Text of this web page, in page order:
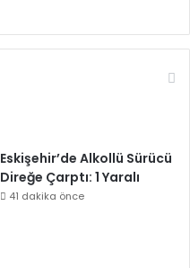
Eskişehir’de Alkollü Sürücü
Direğe Çarptı: 1 Yaralı
41 dakika önce